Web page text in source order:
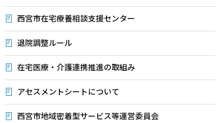
西宮市在宅療養相談支援センター
退院調整ルール
在宅医療・介護連携推進の取組み
アセスメントシートについて
西宮市地域密着型サービス等運営委員会